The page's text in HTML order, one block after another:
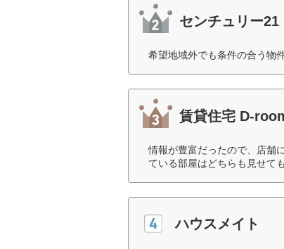
センチュリー21
希望地域外でも条件の合う物
賃貸住宅 D-
情報が豊富だったので、店舗
ている部屋はどちらも見せて
ハウスメイト